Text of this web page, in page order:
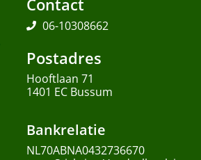
Contact
06-10308662
Postadres
Hooftlaan 71
1401 EC Bussum
Bankrelatie
NL70ABNA0432736670